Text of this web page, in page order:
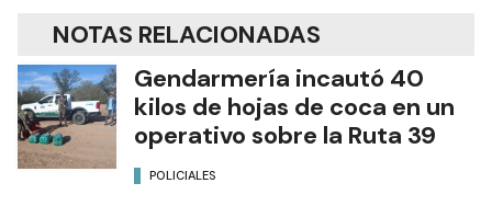
NOTAS RELACIONADAS
Gendarmería incautó 40
kilos de hojas de coca en un
operativo sobre la Ruta 39
POLICIALES